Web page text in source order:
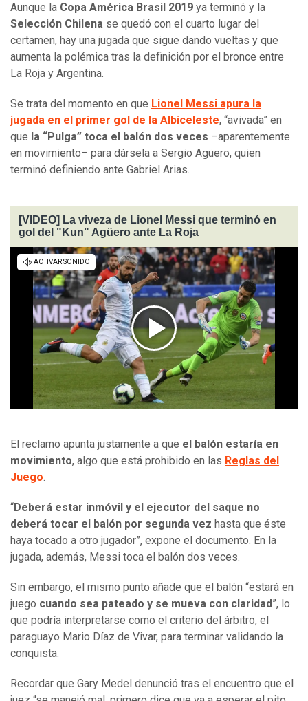
Aunque la Copa América Brasil 2019 ya terminó y la
Selección Chilena se quedó con el cuarto lugar del
certamen, hay una jugada que sigue dando vueltas y que
aumenta la polémica tras la definición por el bronce entre
La Roja y Argentina.
Se trata del momento en que Lionel Messi apura la
jugada en el primer gol de la Albiceleste, “avivada” en
que la “Pulga” toca el balón dos veces –aparentemente
en movimiento– para dársela a Sergio Agüero, quien
terminó definiendo ante Gabriel Arias.
[VIDEO] La viveza de Lionel Messi que terminó en
gol del "Kun" Agüero ante La Roja
El reclamo apunta justamente a que el balón estaría en
movimiento, algo que está prohibido en las Reglas del
Juego.
“Deberá estar inmóvil y el ejecutor del saque no
deberá tocar el balón por segunda vez hasta que éste
haya tocado a otro jugador”, expone el documento. En la
jugada, además, Messi toca el balón dos veces.
Sin embargo, el mismo punto añade que el balón “estará en
juego cuando sea pateado y se mueva con claridad”, lo
que podría interpretarse como el criterio del árbitro, el
paraguayo Mario Díaz de Vivar, para terminar validando la
conquista.
Recordar que Gary Medel denunció tras el encuentro que el